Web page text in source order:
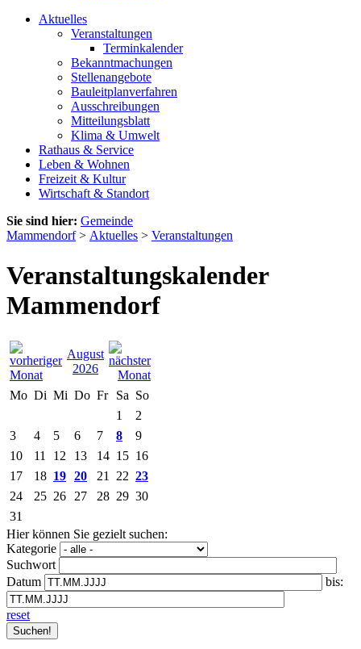
Aktuelles
Veranstaltungen
Terminkalender
Bekanntmachungen
Stellenangebote
Bauleitplanverfahren
Ausschreibungen
Mitteilungsblatt
Klima & Umwelt
Rathaus & Service
Leben & Wohnen
Freizeit & Kultur
Wirtschaft & Standort
Sie sind hier: Gemeinde
Mammendorf> Aktuelles > Veranstaltungen
Veranstaltungskalender
Mammendorf
August
2026
Mo Di Mi Do Fr Sa So
1
2
3
4 5 6 7 8
9
10
11 12 13 14 15 16
17
18 19 20 21 22 23
24
25 26 27 28 29 30
31
Hier können Sie gezielt suchen:
Kategorie
Suchwort
Datum
bis:
reset